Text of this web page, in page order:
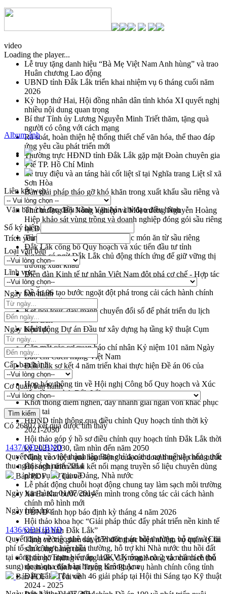
video
Loading the player...
Lễ truy tặng danh hiệu “Bà Mẹ Việt Nam Anh hùng” và trao
Huân chương Lao động
UBND tỉnh Đắk Lắk triển khai nhiệm vụ 6 tháng cuối năm
2026
Kỳ họp thứ Hai, Hội đồng nhân dân tỉnh khóa XI quyết nghị
nhiều nội dung quan trọng
Bí thư Tỉnh ủy Lương Nguyễn Minh Triết thăm, tặng quà
người có công với cách mạng
Rà soát, hoàn thiện hệ thống thiết chế văn hóa, thể thao đáp
ứng yêu cầu phát triển mới
Thường trực HĐND tỉnh Đắk Lắk gặp mặt Đoàn chuyên gia
y tế TP. Hồ Chí Minh
Lễ truy điệu và an táng hài cốt liệt sĩ tại Nghĩa trang Liệt sĩ xã
Sơn Hòa
Bàn giải pháp tháo gỡ khó khăn trong xuất khẩu sầu riêng và
triển khai quy định EUDR
Thứ trưởng Bộ Nông nghiệp và Môi trường Nguyễn Hoàng
Hiệp khảo sát vùng trồng và doanh nghiệp đóng gói sầu riêng
tại Đắk Lắk
Trình diễn nghệ thuật chế biến các món ăn từ sầu riêng
Đắk Lắk công bố Quy hoạch và xúc tiến đầu tư tỉnh
Ngành cá ngừ Đắk Lắk chủ động thích ứng để giữ vững thị
trường xuất khẩu
Diễn đàn Kinh tế tư nhân Việt Nam đột phá cơ chế - Hợp tác
công tư
Đề án 06 tạo bước ngoặt đột phá trong cải cách hành chính
tỉnh Đắk Lắk
Kết nối tour, đẩy mạnh chuyển đổi số để phát triển du lịch
Đắk Lắk
Khởi động Dự án Đầu tư xây dựng hạ tầng kỹ thuật Cụm
công nghiệp Tân Tiến
Gặp mặt các cơ quan báo chí nhân Kỷ niệm 101 năm Ngày
Báo chí Cách mạng Việt Nam
Đắk Lắk sơ kết 4 năm triển khai thực hiện Đề án 06 của
Chính phủ
Họp báo thông tin về Hội nghị Công bố Quy hoạch và Xúc
tiến đầu tư tỉnh Đắk Lắk
Khơi thông điểm nghẽn, đẩy nhanh giải ngân vốn khắc phục
thiên tai
HĐND tỉnh thông qua điều chỉnh Quy hoạch tỉnh thời kỳ
2021-2030
Hội thảo góp ý hồ sơ điều chỉnh quy hoạch tỉnh Đắk Lắk thời
kỳ 2021-2030, tầm nhìn đến năm 2050
Nâng cao hiệu quả hoạt động của các doanh nghiệp nhà nước
Hội nghị triển khai kết nối mạng truyền số liệu chuyên dùng
phục vụ cơ quan Đảng, Nhà nước
Lễ phát động chuỗi hoạt động chung tay làm sạch môi trường
Xã Ea Kar bước chuyển mình trong công tác cải cách hành
chính mô hình mới
UBND tỉnh họp báo định kỳ tháng 4 năm 2026
Hội thảo khoa học “Giải pháp thúc đẩy phát triển nền kinh tế
xanh tại tỉnh Đắk Lắk”
Tăng cường giám sát, đôn đốc thực hiện nhiệm vụ quản lý tài
sản công hàng tuần
Tháo gỡ những vướng mắc, đẩy mạnh công tác cải cách thủ
tục hành chính tại Trung tâm Phục vụ hành chính công tỉnh
Đắk Lắk: Tôn vinh 46 giải pháp tại Hội thi Sáng tạo Kỹ thuật
2024 - 2025
Album ảnh
Liên kết web
Văn bản chỉ đạo điều hành Văn bản chỉ đạo điều hành
Số ký hiệu
Trích yếu
Loại văn bản
Lĩnh vực
Ngày ban hành
Ngày hiệu lực
Cấp ban hành
Cơ quan ban hành
Có 26807kết quả được tìm thấy
1437/QĐ-UBND
Quyết định về việc thành lập Ban chỉ đạo thu nợ thuế và chống thất
thu ngân sách năm 2014
Bản PDF
Tải về
Ngày ban hành:01/07/2014
Ngày hiệu lực:
1436/QĐ-UBND
Quyết định về việc phê duyệt Phương án bồi thường, hỗ trợ và Chi
phí tổ chức thực hiện bồi thường, hỗ trợ khi Nhà nước thu hồi đất
tại công trình: Trạm biến áp 110KV Krông Ana 2 và nhánh rẽ (bổ
sung) đoạn qua địa bàn huyện Krông Ana
Bản PDF
Tải về